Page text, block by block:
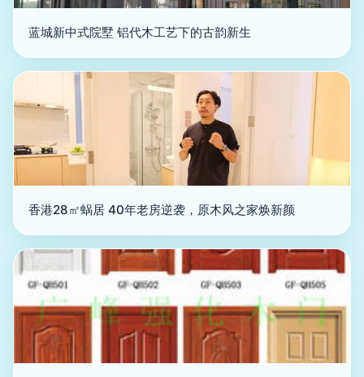
蓝城新中式院墅 铝代木工艺下的古韵新生
香港28㎡蜗居 40年老房逆袭，原木风之家焕新颜